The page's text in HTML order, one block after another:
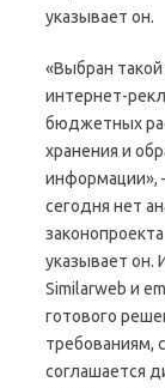
указывает он.
«Выбран
интернет-
бюджетных
хранения и
информации»,
сегодня нет
указывает он.
Similarweb и
готового
требованиям,
соглашается